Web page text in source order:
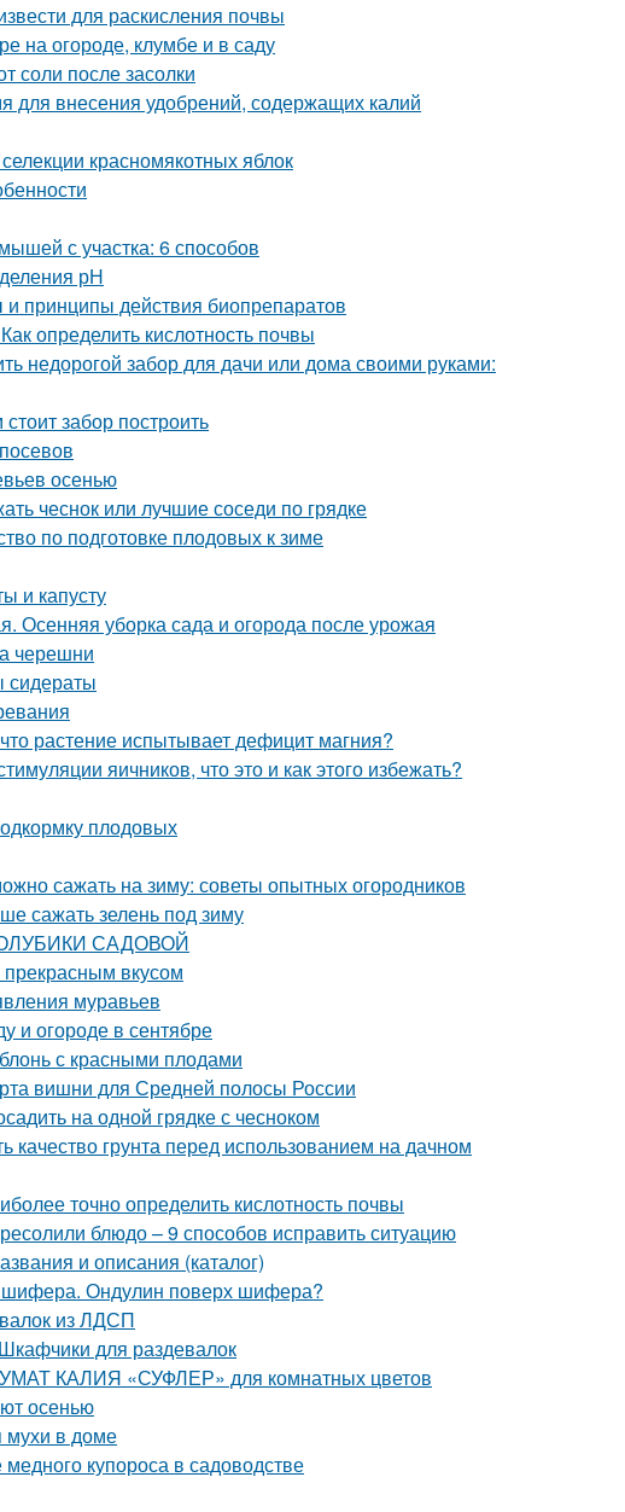
для раскисления почвы
на огороде, клумбе и в саду
соли после засолки
для внесения удобрений, содержащих калий
красномякотных яблок
с участка: 6 способов
рН
принципы действия биопрепаратов
определить кислотность почвы
недорогой забор для дачи или дома своими руками:
забор построить
осенью
чеснок или лучшие соседи по грядке
по подготовке плодовых к зиме
и капусту
Осенняя уборка сада и огорода после урожая
черешни
сидераты
растение испытывает дефицит магния?
яичников, что это и как этого избежать?
плодовых
сажать на зиму: советы опытных огородников
сажать зелень под зиму
ГОЛУБИКИ САДОВОЙ
прекрасным вкусом
муравьев
и огороде в сентябре
с красными плодами
вишни для Средней полосы России
на одной грядке с чесноком
качество грунта перед использованием на дачном
точно определить кислотность почвы
блюдо – 9 способов исправить ситуацию
и описания (каталог)
шифера. Ондулин поверх шифера?
из ЛДСП
для раздевалок
КАЛИЯ «СУФЛЕР» для комнатных цветов
осенью
мухи в доме
купороса в садоводстве